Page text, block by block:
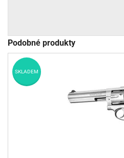
Podobné produkty
SKLADEM